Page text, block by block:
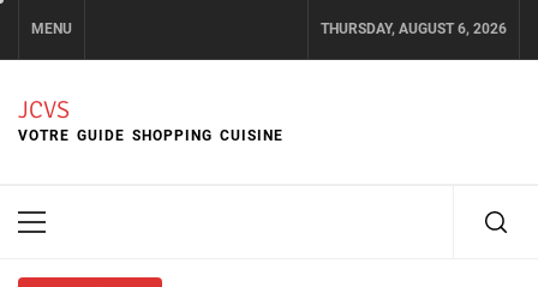
content
MENU THURSDAY, AUGUST 6, 2026
JCVS
VOTRE GUIDE SHOPPING CUISINE
Primary